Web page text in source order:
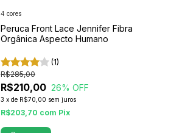
Peruca Front Lace Jennifer Fibra
Orgânica Aspecto Humano
(1)
R$210,00
R$285,00
26% OFF
3 x de R$70,00 sem juros
R$203,70 com Pix
4 cores